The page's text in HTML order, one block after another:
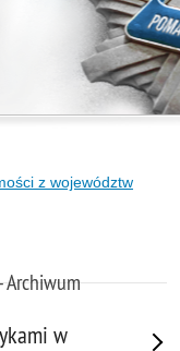
z województw
Archiwum
w